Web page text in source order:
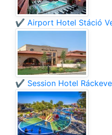
✔️ Airport Hotel Stáció
✔️ Session Hotel